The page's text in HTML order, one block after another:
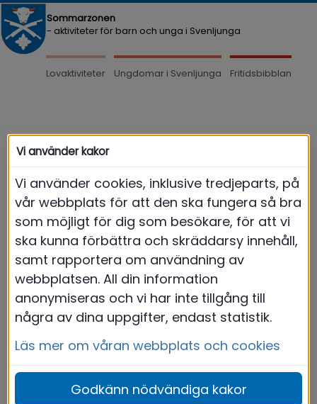
Sommarzonen
- aktiviteter för barn och unga i Svenljunga
Lovaktiviteter Ungdomar i Svenljunga Fritidsbibblan
Meny
Vi använder kakor
Vi använder cookies, inklusive tredjeparts, på
vår webbplats för att den ska fungera så bra
som möjligt för dig som besökare, för att vi
ska kunna förbättra och skräddarsy innehåll,
samt rapportera om användning av
webbplatsen. All din information
anonymiseras och vi har inte tillgång till
några av dina uppgifter, endast statistik.
Läs mer om våran webbplats och cookies
Godkänn nödvändiga kakor